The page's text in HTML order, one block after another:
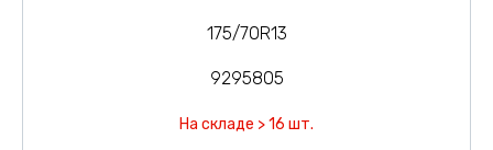
175/70R13
9295805
На складе > 16 шт.